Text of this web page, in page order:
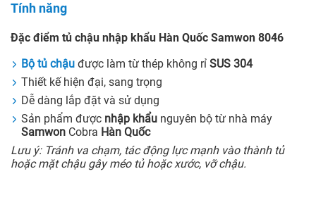
Tính năng
Đặc điểm tủ chậu nhập khẩu Hàn Quốc Samwon 8046
Bộ tủ chậu được làm từ thép không rỉ SUS 304
Thiết kế hiện đại, sang trọng
Dễ dàng lắp đặt và sử dụng
Sản phẩm được nhập khẩu nguyên bộ từ nhà máy
Samwon Cobra Hàn Quốc
Lưu ý: Tránh va chạm, tác động lực mạnh vào thành tủ
hoặc mặt chậu gây méo tủ hoặc xước, vỡ chậu.